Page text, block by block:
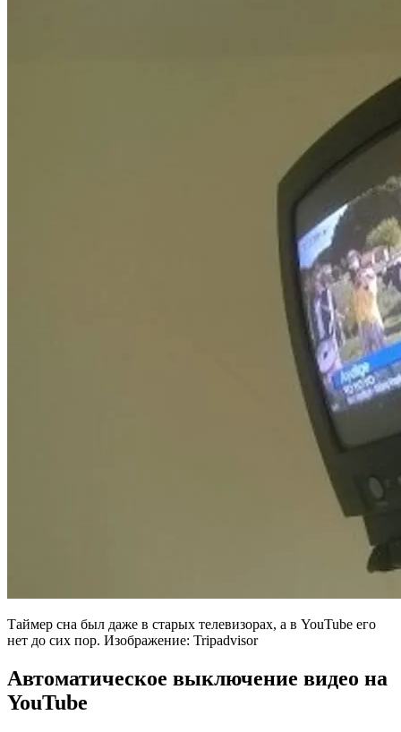
Таймер сна был даже в старых телевизорах, а в YouTube его
нет до сих пор. Изображение: Tripadvisor
Автоматическое выключение видео на
YouTube